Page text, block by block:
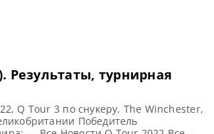
Результаты, турнирная
Q Tour 3 по снукеру, The Winchester,
Победитель